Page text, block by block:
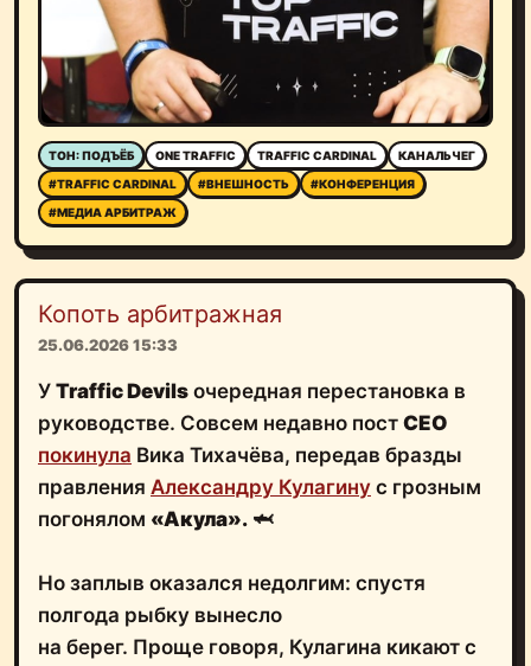
ТОН: ПОДЪЁБ ONE TRAFFIC TRAFFIC CARDINAL
КАНАЛЬЧЕГ
#TRAFFIC CARDINAL
#ВНЕШНОСТЬ
#КОНФЕРЕНЦИЯ
#МЕДИА АРБИТРАЖ
Копоть арбитражная
25.06.2026 15:33
У Traffic Devils очередная перестановка в
руководстве. Совсем недавно пост CEO
покинула Вика Тихачёва, передав бразды
правления Александру Кулагину с грозным
погонялом «Акула». 🦈
Но заплыв оказался недолгим: спустя
полгода рыбку вынесло
на берег. Проще говоря, Кулагина кикают с